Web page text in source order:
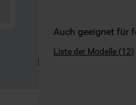
Auch geeignet für
Liste der Modelle (12)
und auf
Google LLC –